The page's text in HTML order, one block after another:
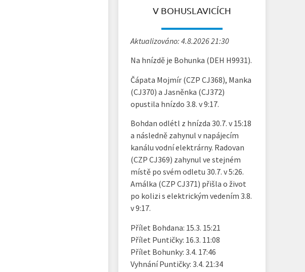
V BOHUSLAVICÍCH
Aktualizováno: 4.8.2026 21:30
Na hnízdě je Bohunka (DEH H9931).
Čápata Mojmír (CZP CJ368), Manka
(CJ370) a Jasněnka (CJ372)
opustila hnízdo 3.8. v 9:17.
Bohdan odlétl z hnízda 30.7. v 15:18
a následně zahynul v napájecím
kanálu vodní elektrárny. Radovan
(CZP CJ369) zahynul ve stejném
místě po svém odletu 30.7. v 5:26.
Amálka (CZP CJ371) přišla o život
po kolizi s elektrickým vedením 3.8.
v 9:17.
Přílet Bohdana: 15.3. 15:21
Přílet Puntičky: 16.3. 11:08
Přílet Bohunky: 3.4. 17:46
Vyhnání Puntičky: 3.4. 21:34